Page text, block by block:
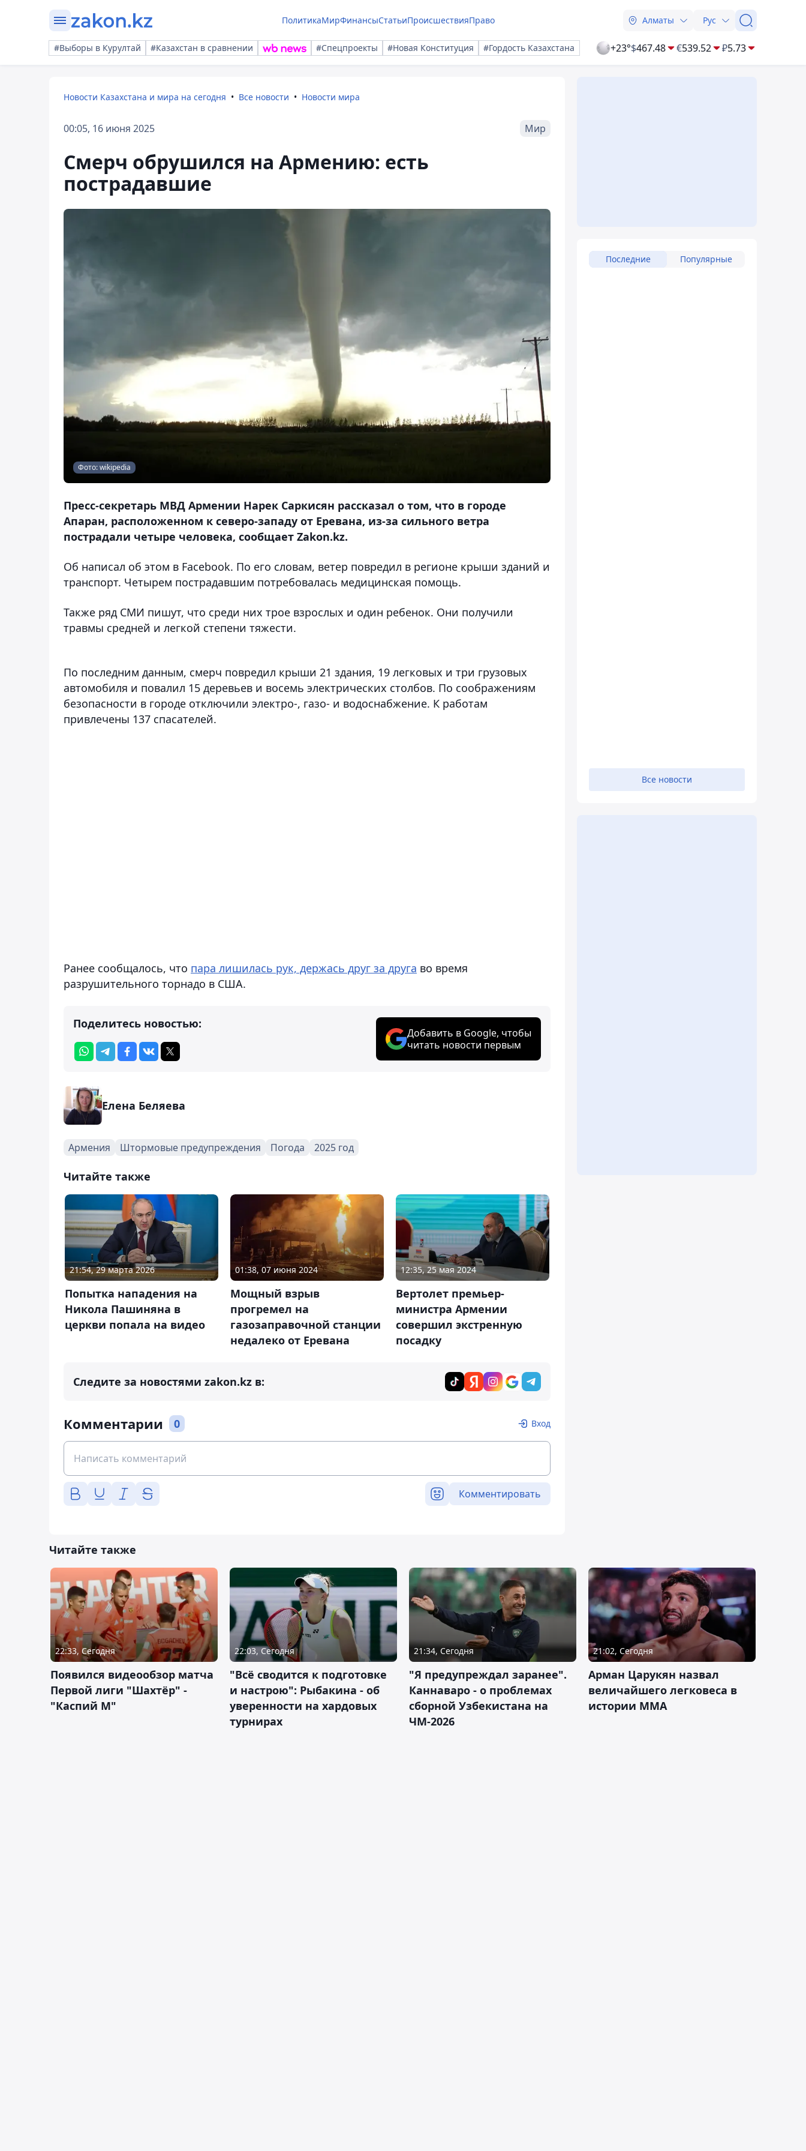
ПолитикаМирФинансыСтатьиПроисшествияПраво Алматы Рус
#Выборы в Курултай #Казахстан в сравнении #Спецпроекты #Новая Конституция #Гордость Казахстана +23°$467.48 €539.52 ₽5.73
Новости Казахстана и мира на сегодня Все новости Новости мира
00:05, 16 июня 2025 Мир
Смерч обрушился на Армению: есть
пострадавшие
Фото: wikipedia
Пресс-секретарь МВД Армении Нарек Саркисян рассказал о том, что в городе
Апаран, расположенном к северо-западу от Еревана, из-за сильного ветра
пострадали четыре человека, сообщает Zakon.kz.
Об написал об этом в Facebook. По его словам, ветер повредил в регионе крыши зданий и
транспорт. Четырем пострадавшим потребовалась медицинская помощь.
Также ряд СМИ пишут, что среди них трое взрослых и один ребенок. Они получили
травмы средней и легкой степени тяжести.
По последним данным, смерч повредил крыши 21 здания, 19 легковых и три грузовых
автомобиля и повалил 15 деревьев и восемь электрических столбов. По соображениям
безопасности в городе отключили электро-, газо- и водоснабжение. К работам
привлечены 137 спасателей.
Ранее сообщалось, что пара лишилась рук, держась друг за друга во время
разрушительного торнадо в США.
Поделитесь новостью:
Добавить в Google, чтобы
читать новости первым
Елена Беляева
Армения Штормовые предупреждения Погода 2025 год
Читайте также
21:54, 29 марта 2026
Попытка нападения на
Никола Пашиняна в
церкви попала на видео
01:38, 07 июня 2024
Мощный взрыв
прогремел на
газозаправочной станции
недалеко от Еревана
12:35, 25 мая 2024
Вертолет премьер-
министра Армении
совершил экстренную
посадку
Следите за новостями zakon.kz в:
Комментарии 0 Вход
Комментировать
Последние Популярные
Все новости
Читайте также
22:33, Сегодня
Появился видеообзор матча
Первой лиги "Шахтёр" -
"Каспий М"
22:03, Сегодня
"Всё сводится к подготовке
и настрою": Рыбакина - об
уверенности на хардовых
турнирах
21:34, Сегодня
"Я предупреждал заранее".
Каннаваро - о проблемах
сборной Узбекистана на
ЧМ-2026
21:02, Сегодня
Арман Царукян назвал
величайшего легковеса в
истории ММА